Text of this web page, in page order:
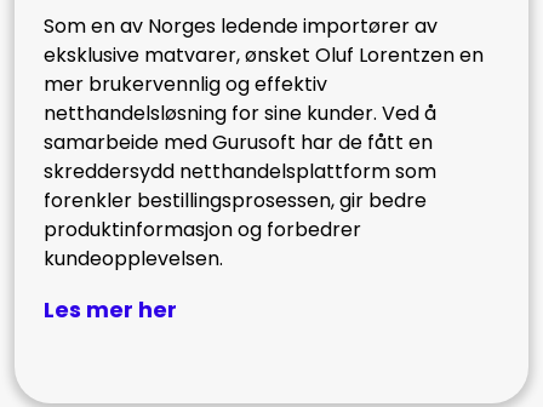
Som en av Norges ledende importører av
eksklusive matvarer, ønsket Oluf Lorentzen en
mer brukervennlig og effektiv
netthandelsløsning for sine kunder. Ved å
samarbeide med Gurusoft har de fått en
skreddersydd netthandelsplattform som
forenkler bestillingsprosessen, gir bedre
produktinformasjon og forbedrer
kundeopplevelsen.
Les mer her